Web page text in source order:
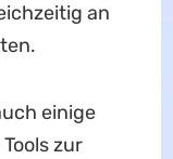
an
einige
zur